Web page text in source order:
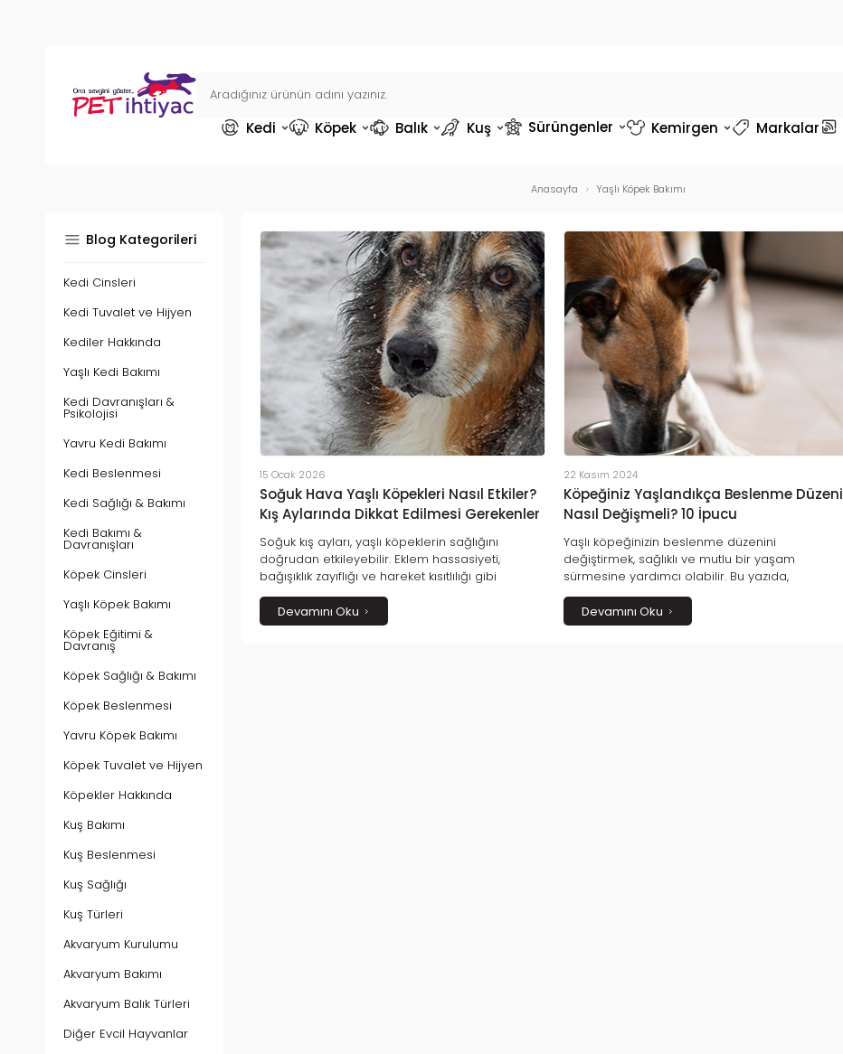
Kedi Köpek Balık Kuş Sürüngenler Kemirgen Markalar
Anasayfa Yaşlı Köpek Bakımı
Blog Kategorileri
Kedi Cinsleri
Kedi Tuvalet ve Hijyen
Kediler Hakkında
Yaşlı Kedi Bakımı
Kedi Davranışları &
Psikolojisi
Yavru Kedi Bakımı
Kedi Beslenmesi
Kedi Sağlığı & Bakımı
Kedi Bakımı &
Davranışları
Köpek Cinsleri
Yaşlı Köpek Bakımı
Köpek Eğitimi &
Davranış
Köpek Sağlığı & Bakımı
Köpek Beslenmesi
Yavru Köpek Bakımı
Köpek Tuvalet ve Hijyen
Köpekler Hakkında
Kuş Bakımı
Kuş Beslenmesi
Kuş Sağlığı
Kuş Türleri
Akvaryum Kurulumu
Akvaryum Bakımı
Akvaryum Balık Türleri
Diğer Evcil Hayvanlar
15 Ocak 2026
Soğuk Hava Yaşlı Köpekleri Nasıl Etkiler?
Kış Aylarında Dikkat Edilmesi Gerekenler
Soğuk kış ayları, yaşlı köpeklerin sağlığını
doğrudan etkileyebilir. Eklem hassasiyeti,
bağışıklık zayıflığı ve hareket kısıtlılığı gibi
sorunlar bu dönemde daha sık görülür. Yaşlı
dostunuzun kışı daha konforlu ve sağlıklı
geçirmesi için dikkat edilmesi gerekenleri bu
Devamını Oku
22 Kasım 2024
Köpeğiniz Yaşlandıkça Beslenme Düzeni
Nasıl Değişmeli? 10 İpucu
Yaşlı köpeğinizin beslenme düzenini
değiştirmek, sağlıklı ve mutlu bir yaşam
sürmesine yardımcı olabilir. Bu yazıda,
köpeğinizin ihtiyaçlarına uygun mama, ödül ve
vitamin seçeneklerini keşfedin!
Devamını Oku